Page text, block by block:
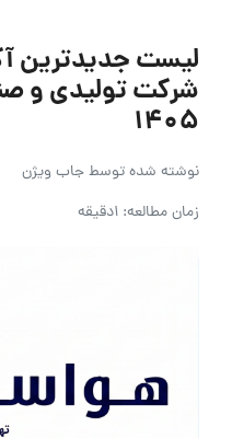
لیست جدیدترین
۱۴۰۵
نوشته شده توسطجاب ویژن
زمان مطالعه: 1دقیقه